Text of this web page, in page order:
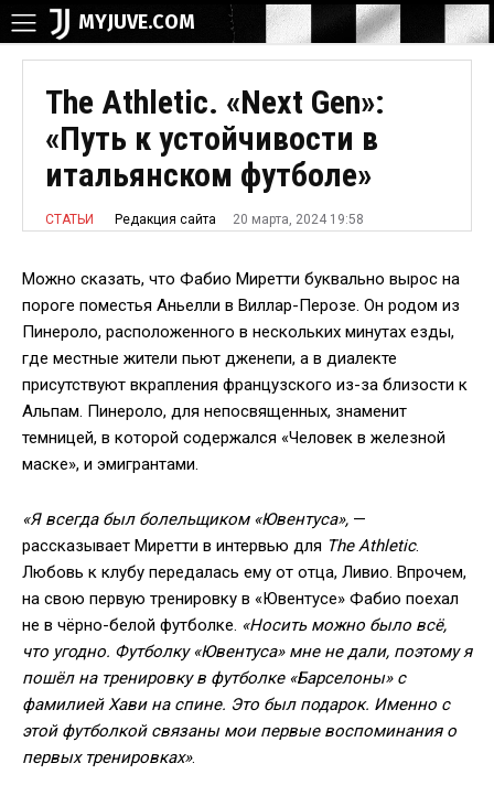
MYJUVE.COM
The Athletic. «Next Gen»:
«Путь к устойчивости в
итальянском футболе»
СТАТЬИ Редакция сайта 20 марта, 2024 19:58
Можно сказать, что Фабио Миретти буквально вырос на
пороге поместья Аньелли в Виллар-Перозе. Он родом из
Пинероло, расположенного в нескольких минутах езды,
где местные жители пьют дженепи, а в диалекте
присутствуют вкрапления французского из-за близости к
Альпам. Пинероло, для непосвященных, знаменит
темницей, в которой содержался «Человек в железной
маске», и эмигрантами.
«Я всегда был болельщиком «Ювентуса», —
рассказывает Миретти в интервью для The Athletic.
Любовь к клубу передалась ему от отца, Ливио. Впрочем,
на свою первую тренировку в «Ювентусе» Фабио поехал
не в чёрно-белой футболке. «Носить можно было всё,
что угодно. Футболку «Ювентуса» мне не дали, поэтому я
пошёл на тренировку в футболке «Барселоны» с
фамилией Хави на спине. Это был подарок. Именно с
этой футболкой связаны мои первые воспоминания о
первых тренировках».